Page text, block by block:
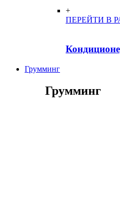
+
ПЕРЕЙТИ В
Грумминг
Грумминг